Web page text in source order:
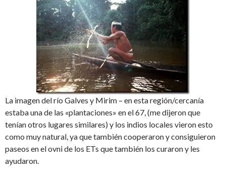
La imagen del río Galves y Mirim – en esta región/cercanía
estaba una de las «plantaciones» en el 67, (me dijeron que
tenían otros lugares similares) y los indios locales vieron esto
como muy natural, ya que también cooperaron y consiguieron
paseos en el ovni de los ETs que también los curaron y les
ayudaron.